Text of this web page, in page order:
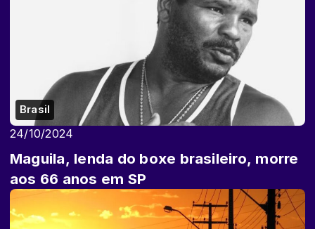
Brasil
24/10/2024
Maguila, lenda do boxe brasileiro, morre
aos 66 anos em SP